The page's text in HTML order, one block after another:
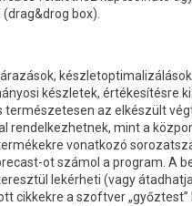
box).
készletek, értékesítésre
természetesen az elkészült
rendelkezhetnek, mint a
vonatkozó
ot számol a program. A
lekérheti (vagy
cikkekre a szoftver „győztest”